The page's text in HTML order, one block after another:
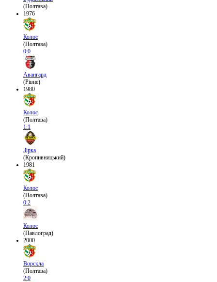
(Полтава)
1976
Колос
(Полтава)
0:0
Авангард
(Рівне)
1980
Колос
(Полтава)
1:1
Зірка
(Кропивницький)
1981
Колос
(Полтава)
0:2
Колос
(Павлоград)
2000
Ворскла
(Полтава)
2:0